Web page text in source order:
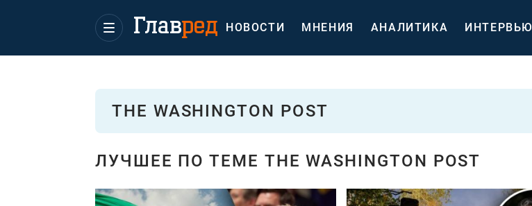
НОВОСТИ МНЕНИЯ АНАЛИТИКА ИНТЕРВЬЮ
THE WASHINGTON POST
ЛУЧШЕЕ ПО ТЕМЕ THE WASHINGTON POST